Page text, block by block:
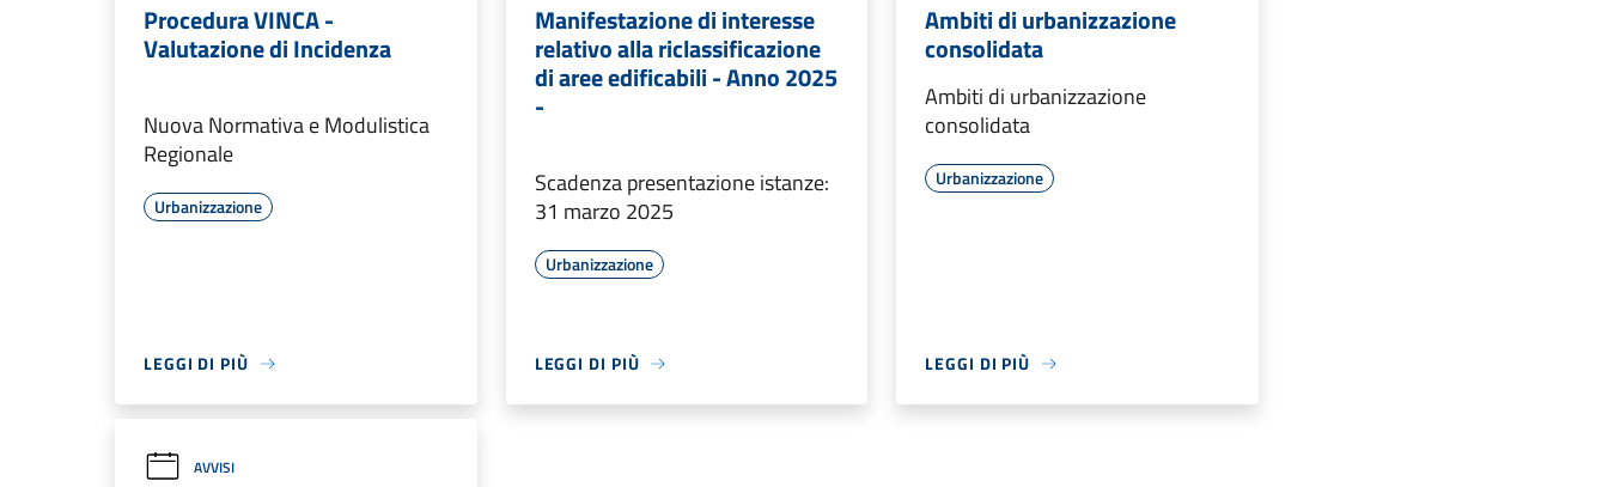
Procedura VINCA -
Valutazione di Incidenza
Nuova Normativa e Modulistica
Regionale
Urbanizzazione
LEGGI DI PIÙ
Manifestazione di interesse
relativo alla riclassificazione
di aree edificabili - Anno 2025
-
Scadenza presentazione istanze:
31 marzo 2025
Urbanizzazione
LEGGI DI PIÙ
Ambiti di urbanizzazione
consolidata
Ambiti di urbanizzazione
consolidata
Urbanizzazione
LEGGI DI PIÙ
AVVISI